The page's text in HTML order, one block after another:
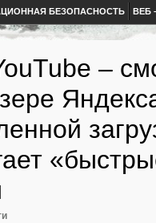
БЕЗОПАСНОСТЬ ВЕБ
–